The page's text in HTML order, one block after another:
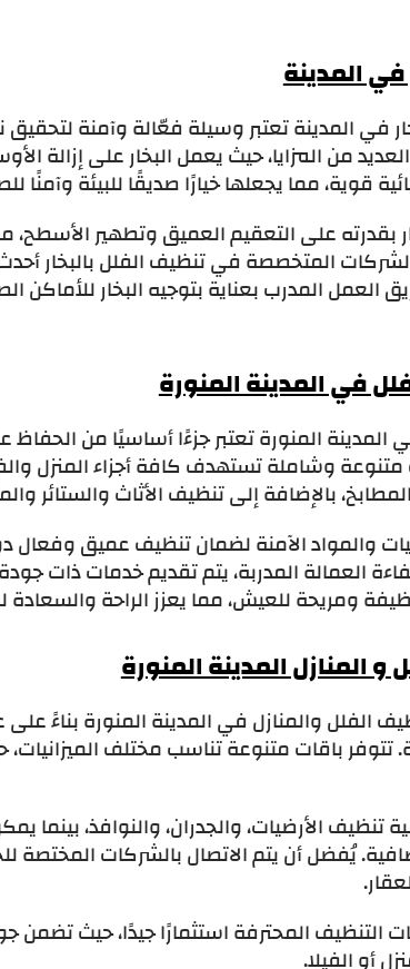
في المدينة
في المدينة تعتبر وسيلة فعّالة وآمنة
من المزايا، حيث يعمل البخار على إزالة
قوية، مما يجعلها خيارًا صديقًا للبيئة وآمنًا
بقدرته على التعقيم العميق وتطهير الأسطح،
المتخصصة في تنظيف الفلل بالبخار
العمل المدرب بعناية بتوجيه البخار
في المدينة المنورة
المدينة المنورة تعتبر جزءًا أساسيًا من
وشاملة تستهدف كافة أجزاء المنزل
بالإضافة إلى تنظيف الأثاث والستائر
والمواد الآمنة لضمان تنظيف عميق
العمالة المدربة، يتم تقديم خدمات ذات
ومريحة للعيش، مما يعزز الراحة والسعادة
المنازل المدينة المنورة
الفلل والمنازل في المدينة المنورة بناءً
تتوفر باقات متنوعة تناسب مختلف
تنظيف الأرضيات، والجدران، والنوافذ، بينما
يُفضل أن يتم الاتصال بالشركات المختصة
التنظيف المحترفة استثمارًا جيدًا، حيث
أو الفيلا.